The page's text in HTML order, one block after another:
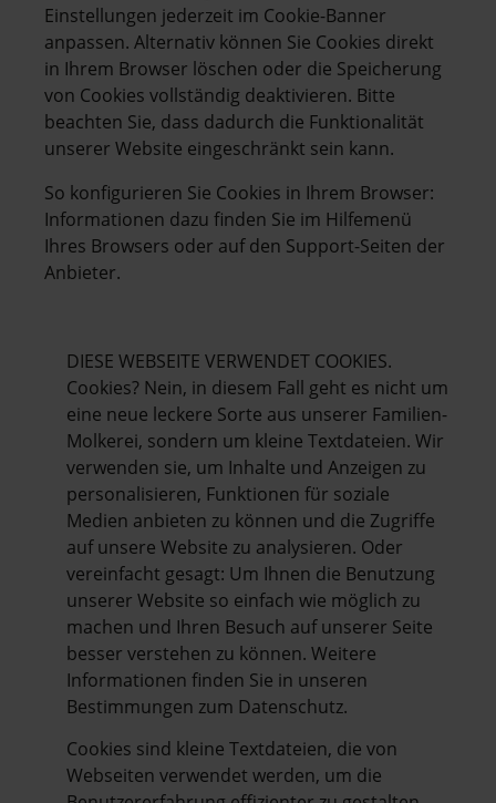
Einstellungen jederzeit im Cookie-Banner
anpassen. Alternativ können Sie Cookies direkt
in Ihrem Browser löschen oder die Speicherung
von Cookies vollständig deaktivieren. Bitte
beachten Sie, dass dadurch die Funktionalität
unserer Website eingeschränkt sein kann.
So konfigurieren Sie Cookies in Ihrem Browser:
Informationen dazu finden Sie im Hilfemenü
Ihres Browsers oder auf den Support-Seiten der
Anbieter.
DIESE WEBSEITE VERWENDET COOKIES.
Cookies? Nein, in diesem Fall geht es nicht um
eine neue leckere Sorte aus unserer Familien-
Molkerei, sondern um kleine Textdateien. Wir
verwenden sie, um Inhalte und Anzeigen zu
personalisieren, Funktionen für soziale
Medien anbieten zu können und die Zugriffe
auf unsere Website zu analysieren. Oder
vereinfacht gesagt: Um Ihnen die Benutzung
unserer Website so einfach wie möglich zu
machen und Ihren Besuch auf unserer Seite
besser verstehen zu können. Weitere
Informationen finden Sie in unseren
Bestimmungen zum Datenschutz.
Cookies sind kleine Textdateien, die von
Webseiten verwendet werden, um die